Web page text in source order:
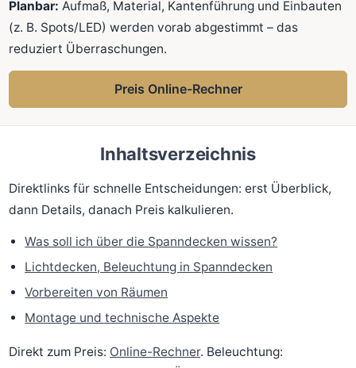
Planbar: Aufmaß, Material, Kantenführung und Einbauten
(z. B. Spots/LED) werden vorab abgestimmt – das
reduziert Überraschungen.
Preis Online-Rechner
Inhaltsverzeichnis
Direktlinks für schnelle Entscheidungen: erst Überblick,
dann Details, danach Preis kalkulieren.
Was soll ich über die Spanndecken wissen?
Lichtdecken, Beleuchtung in Spanndecken
Vorbereiten von Räumen
Montage und technische Aspekte
Direkt zum Preis: Online-Rechner. Beleuchtung: